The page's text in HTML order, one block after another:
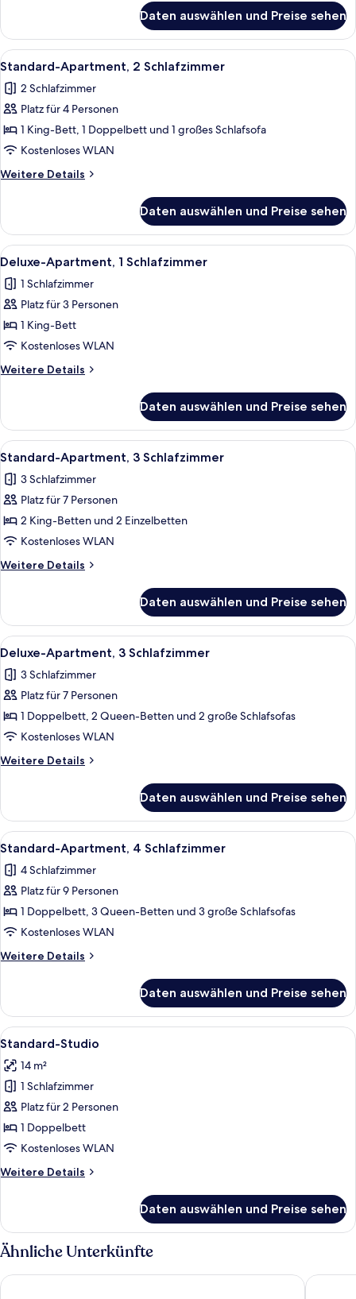
Apartment,
Schlafzimmer
Daten auswählen und Preise sehen
Alle
Fotos
für
Standard-
Apartment,
2 Schlafzimmer
anzeigen
Ein modernes Wohnzimmer mit
10
Standard-Apartment, 2 Schlafzimmer
2 Schlafzimmer
Platz für 4 Personen
1 King-Bett, 1 Doppelbett und 1 großes Schlafsofa
Kostenloses WLAN
Weitere Details
Weitere
Apartment,
2 Schlafzimmer
Daten auswählen und Preise sehen
Alle
Fotos
für
Deluxe-
Apartment,
1
Schlafzimmer
anzeigen
Ein ordentlich bezogenes Bett mit
10
Deluxe-Apartment, 1 Schlafzimmer
1 Schlafzimmer
Platz für 3 Personen
1 King-Bett
Kostenloses WLAN
Weitere Details
Weitere
Apartment,
Schlafzimmer
Daten auswählen und Preise sehen
Alle
Fotos
für
Standard-
Apartment,
3 Schlafzimmer
anzeigen
Ein modernes Wohnzimmer mit
10
Standard-Apartment, 3 Schlafzimmer
3 Schlafzimmer
Platz für 7 Personen
2 King-Betten und 2 Einzelbetten
Kostenloses WLAN
Weitere Details
Weitere
Apartment,
3 Schlafzimmer
Daten auswählen und Preise sehen
Alle
Fotos
für
Deluxe-
Apartment,
3 Schlafzimmer
anzeigen
Ein modernes Wohnzimmer mit
11
Deluxe-Apartment, 3 Schlafzimmer
3 Schlafzimmer
Platz für 7 Personen
1 Doppelbett, 2 Queen-Betten und 2 große Schlafsofas
Kostenloses WLAN
Weitere Details
Weitere
Apartment,
3 Schlafzimmer
Daten auswählen und Preise sehen
Alle
Fotos
für
Standard-
Apartment,
4 Schlafzimmer
anzeigen
Ein modernes Wohnzimmer mit
11
Standard-Apartment, 4 Schlafzimmer
4 Schlafzimmer
Platz für 9 Personen
1 Doppelbett, 3 Queen-Betten und 3 große Schlafsofas
Kostenloses WLAN
Weitere Details
Weitere
Apartment,
4 Schlafzimmer
Daten auswählen und Preise sehen
Alle
Fotos
für
Standard-
Studio
anzeigen
Ein kleines Zimmer mit Bett,
7
Standard-Studio
14 m²
1 Schlafzimmer
Platz für 2 Personen
1 Doppelbett
Kostenloses WLAN
Weitere Details
Weitere
Studio
Daten auswählen und Preise sehen
Ähnliche Unterkünfte
Jesmond Executive Villas Reign